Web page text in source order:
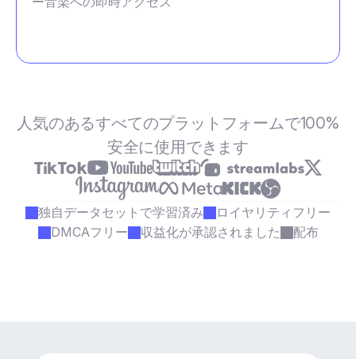
人気のあるすべてのプラットフォームで100%
安全に使用できます
独自データセットで学習済み
ロイヤリティフリー
DMCAフリー
収益化が承認されました 配布